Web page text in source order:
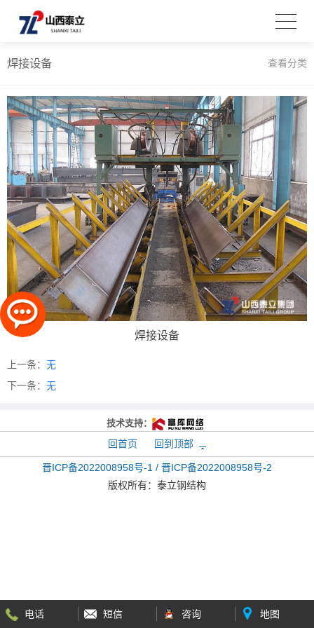
焊接设备 查看分类
焊接设备
上一条： 无
下一条： 无
技术支持：
回首页 回到顶部
晋ICP备2022008958号-1 / 晋ICP备2022008958号-2
版权所有： 泰立钢结构
电话 短信 咨询 地图